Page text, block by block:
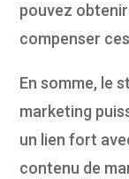
pouvez
compenser
En somme, le
marketing
un lien fort
contenu de